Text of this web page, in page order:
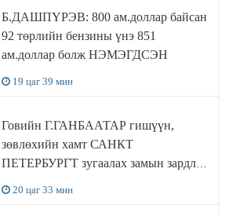
Б.ДАШПҮРЭВ: 800 ам.доллар байсан
92 төрлийн бензины үнэ 851
ам.доллар болж НЭМЭГДСЭН
19 цаг 39 мин
Говийн Г.ГАНБААТАР гишүүн,
зөвлөхийн хамт САНКТ
ПЕТЕРБУРГТ зугаалах замын зардлаа
“ИНҮТ” ТӨХХК даажээ
20 цаг 33 мин